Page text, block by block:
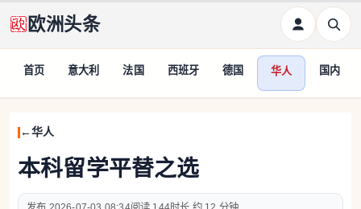
欧洲头条
首页 意大利 法国 西班牙 德国 华人 国内
华人
本科留学平替之选